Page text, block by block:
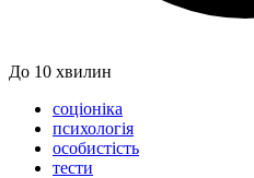
До 10 хвилин
соціоніка
психологія
особистість
тести